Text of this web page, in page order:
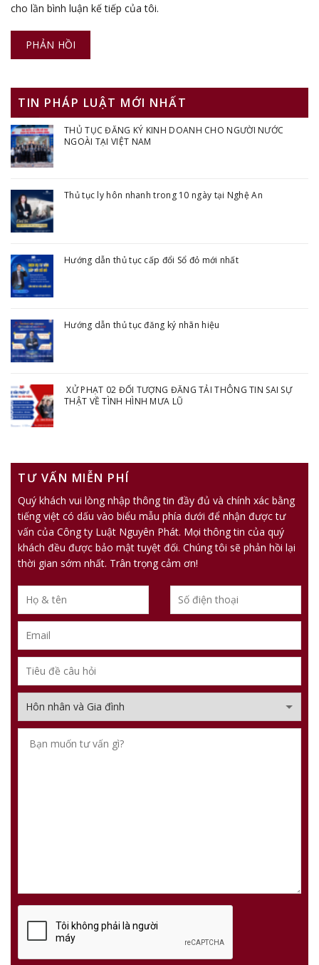
cho lần bình luận kế tiếp của tôi.
TIN PHÁP LUẬT MỚI NHẤT
THỦ TỤC ĐĂNG KÝ KINH DOANH CHO NGƯỜI NƯỚC
NGOÀI TẠI VIỆT NAM
Thủ tục ly hôn nhanh trong 10 ngày tại Nghệ An
Hướng dẫn thủ tục cấp đổi Sổ đỏ mới nhất
Hướng dẫn thủ tục đăng ký nhãn hiệu
XỬ PHẠT 02 ĐỐI TƯỢNG ĐĂNG TẢI THÔNG TIN SAI SỰ
THẬT VỀ TÌNH HÌNH MƯA LŨ
TƯ VẤN MIỄN PHÍ
Quý khách vui lòng nhập thông tin đầy đủ và chính xác bằng
tiếng việt có dấu vào biểu mẫu phía dưới để nhận được tư
vấn của Công ty Luật Nguyên Phát. Mọi thông tin của quý
khách đều được bảo mật tuyệt đối. Chúng tôi sẽ phản hồi lại
thời gian sớm nhất. Trân trọng cảm ơn!